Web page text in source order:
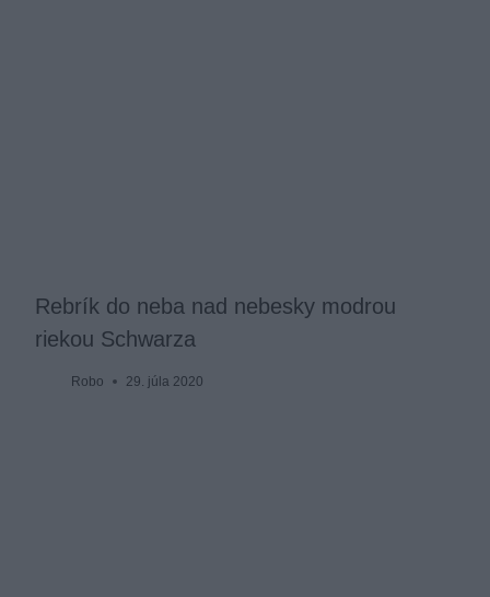
Rebrík do neba nad nebesky modrou
riekou Schwarza
Robo 29. júla 2020